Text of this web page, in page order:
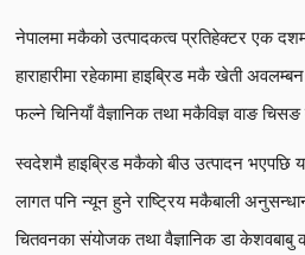
नेपालमा मकैको उत्पादकत्व प्रतिहेक्टर एक
हाराहारीमा रहेकामा हाइब्रिड मकै खेती
फल्ने चिनियाँ वैज्ञानिक तथा मकैविज्ञ वाङ
स्वदेशमै हाइब्रिड मकैको बीउ उत्पादन
लागत पनि न्यून हुने राष्ट्रिय मकैबाली
चितवनका संयोजक तथा वैज्ञानिक डा केशवबाबु